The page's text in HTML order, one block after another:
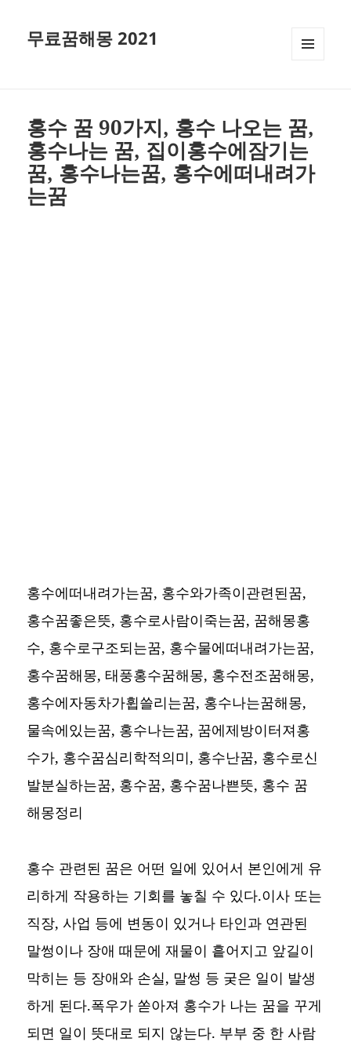
무료꿈해몽 2021
홍수 꿈 90가지, 홍수 나오는 꿈,
홍수나는 꿈, 집이홍수에잠기는
꿈, 홍수나는꿈, 홍수에떠내려가
는꿈
홍수에떠내려가는꿈, 홍수와가족이관련된꿈,
홍수꿈좋은뜻, 홍수로사람이죽는꿈, 꿈해몽홍
수, 홍수로구조되는꿈, 홍수물에떠내려가는꿈,
홍수꿈해몽, 태풍홍수꿈해몽, 홍수전조꿈해몽,
홍수에자동차가휩쓸리는꿈, 홍수나는꿈해몽,
물속에있는꿈, 홍수나는꿈, 꿈에제방이터져홍
수가, 홍수꿈심리학적의미, 홍수난꿈, 홍수로신
발분실하는꿈, 홍수꿈, 홍수꿈나쁜뜻, 홍수 꿈
해몽정리
홍수 관련된 꿈은 어떤 일에 있어서 본인에게 유
리하게 작용하는 기회를 놓칠 수 있다.이사 또는
직장, 사업 등에 변동이 있거나 타인과 연관된
말썽이나 장애 때문에 재물이 흩어지고 앞길이
막히는 등 장애와 손실, 말썽 등 궂은 일이 발생
하게 된다.폭우가 쏟아져 홍수가 나는 꿈을 꾸게
되면 일이 뜻대로 되지 않는다. 부부 중 한 사람